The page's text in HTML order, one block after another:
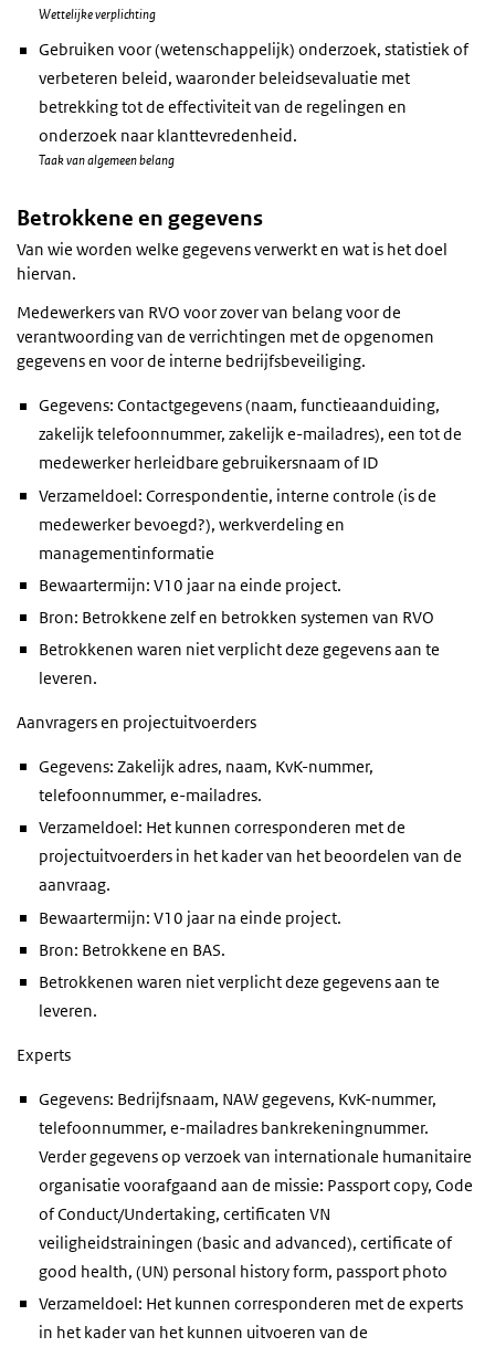
Wettelijke verplichting
Gebruiken voor (wetenschappelijk) onderzoek, statistiek of
verbeteren beleid, waaronder beleidsevaluatie met
betrekking tot de effectiviteit van de regelingen en
onderzoek naar klanttevredenheid.
Taak van algemeen belang
Betrokkene en gegevens
Van wie worden welke gegevens verwerkt en wat is het doel
hiervan.
Medewerkers van RVO voor zover van belang voor de
verantwoording van de verrichtingen met de opgenomen
gegevens en voor de interne bedrijfsbeveiliging.
Gegevens: Contactgegevens (naam, functieaanduiding,
zakelijk telefoonnummer, zakelijk e-mailadres), een tot de
medewerker herleidbare gebruikersnaam of ID
Verzameldoel: Correspondentie, interne controle (is de
medewerker bevoegd?), werkverdeling en
managementinformatie
Bewaartermijn: V10 jaar na einde project.
Bron: Betrokkene zelf en betrokken systemen van RVO
Betrokkenen waren niet verplicht deze gegevens aan te
leveren.
Aanvragers en projectuitvoerders
Gegevens: Zakelijk adres, naam, KvK-nummer,
telefoonnummer, e-mailadres.
Verzameldoel: Het kunnen corresponderen met de
projectuitvoerders in het kader van het beoordelen van de
aanvraag.
Bewaartermijn: V10 jaar na einde project.
Bron: Betrokkene en BAS.
Betrokkenen waren niet verplicht deze gegevens aan te
leveren.
Experts
Gegevens: Bedrijfsnaam, NAW gegevens, KvK-nummer,
telefoonnummer, e-mailadres bankrekeningnummer.
Verder gegevens op verzoek van internationale humanitaire
organisatie voorafgaand aan de missie: Passport copy, Code
of Conduct/Undertaking, certificaten VN
veiligheidstrainingen (basic and advanced), certificate of
good health, (UN) personal history form, passport photo
Verzameldoel: Het kunnen corresponderen met de experts
in het kader van het kunnen uitvoeren van de